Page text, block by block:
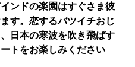
ンドの楽園はすぐさま彼
す。恋するバツイチおじ
日本の寒波を吹き飛ばす
トをお楽しみください